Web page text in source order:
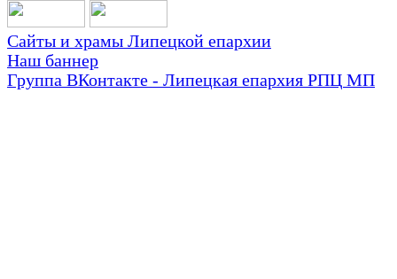
Сайты и храмы Липецкой епархии
Наш баннер
Группа ВКонтакте - Липецкая епархия РПЦ МП